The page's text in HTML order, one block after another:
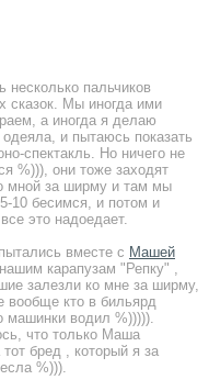
несколько пальчиков
сказок. Мы иногда ими
а иногда я делаю
и пытаюсь показать
спектакль. Но ничего не
%))), они тоже заходят
мной за ширму и там мы
10 бесимся, и потом и
это надоедает.
вместе с Машей
карапузам "Репку" ,
залезли ко мне за ширму,
вообще кто в бильярд
машинки водил %))))).
что только Маша
бред , который я за
%))).